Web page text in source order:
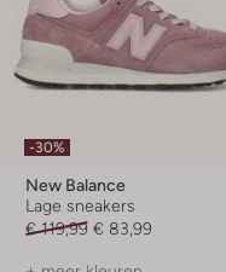
-30%
New Balance
Lage sneakers
€ 119,99 € 83,99